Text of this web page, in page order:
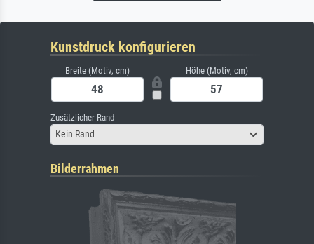
Kunstdruck konfigurieren
Breite (Motiv, cm) Höhe (Motiv, cm)
Zusätzlicher Rand
Kein Rand
Bilderrahmen